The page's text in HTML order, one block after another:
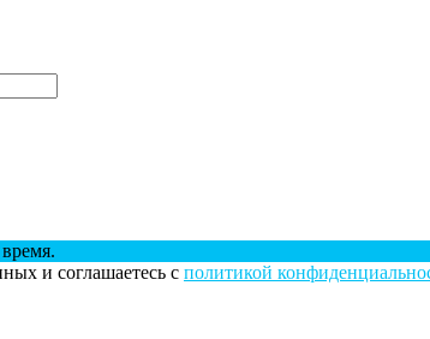
и соглашаетесь с политикой